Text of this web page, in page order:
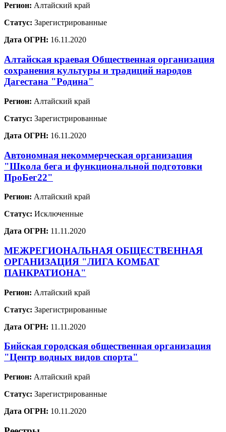
Регион: Алтайский край
Статус: Зарегистрированные
Дата ОГРН: 16.11.2020
Алтайская краевая Общественная организация
сохранения культуры и традиций народов
Дагестана "Родина"
Регион: Алтайский край
Статус: Зарегистрированные
Дата ОГРН: 16.11.2020
Автономная некоммерческая организация
"Школа бега и функциональной подготовки
ПроБег22"
Регион: Алтайский край
Статус: Исключенные
Дата ОГРН: 11.11.2020
МЕЖРЕГИОНАЛЬНАЯ ОБЩЕСТВЕННАЯ
ОРГАНИЗАЦИЯ "ЛИГА КОМБАТ
ПАНКРАТИОНА"
Регион: Алтайский край
Статус: Зарегистрированные
Дата ОГРН: 11.11.2020
Бийская городская общественная организация
"Центр водных видов спорта"
Регион: Алтайский край
Статус: Зарегистрированные
Дата ОГРН: 10.11.2020